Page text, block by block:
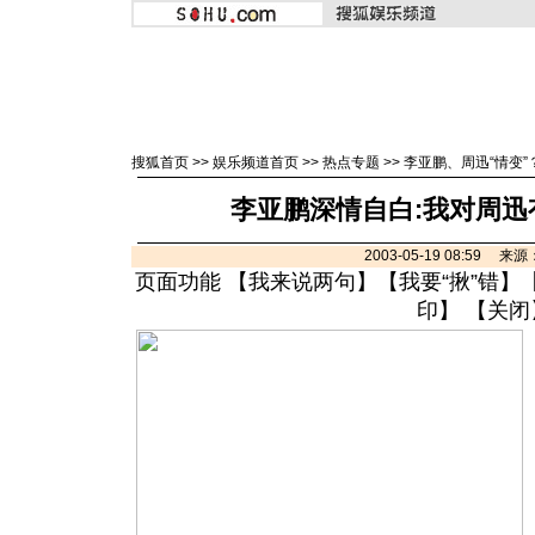
搜狐首页 >> 娱乐频道首页 >> 热点专题 >> 李亚鹏、周迅“情变”
李亚鹏深情自白:我对周
2003-05-19 08:59 来源
页面功能 【我来说两句 】【我要“揪”错】
印 】 【 关闭